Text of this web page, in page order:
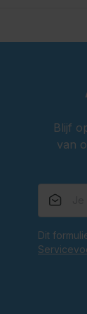
Blijf
van
Dit